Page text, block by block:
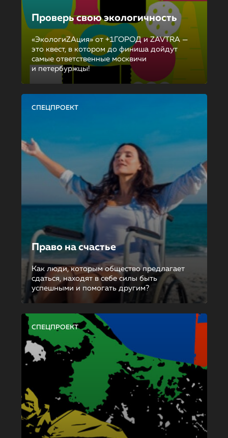
Проверь свою экологичность
«ЭкологиZAция» от +1ГОРОД и ZAVTRA —
это квест, в котором до финиша дойдут
самые ответственные москвичи
и петербуржцы!
СПЕЦПРОЕКТ
Право на счастье
Как люди, которым общество предлагает
сдаться, находят в себе силы быть
успешными и помогать другим?
СПЕЦПРОЕКТ